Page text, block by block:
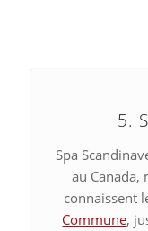
5.
Spa
au Canada,
connaissent
Commune,